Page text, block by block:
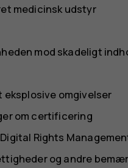
medicinsk udstyr
mod skadeligt
eksplosive omgivelser
om certificering
Rights
og andre